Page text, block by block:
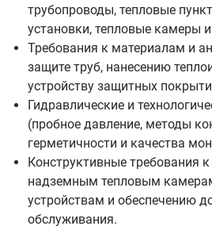
трубопроводы, тепловые
установки, тепловые камеры
Требования к материалам и
защите труб, нанесению
устройству защитных
Гидравлические и
(пробное давление, методы
герметичности и качества
Конструктивные требования
надземным тепловым
устройствам и обеспечению
обслуживания.